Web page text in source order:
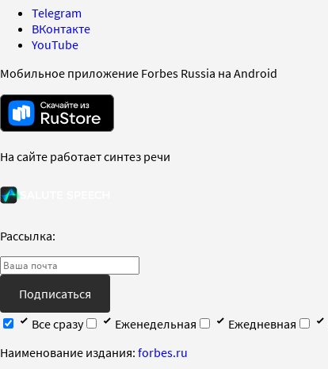
Telegram
ВКонтакте
YouTube
Мобильное приложение Forbes Russia на Android
На сайте работает синтез речи
Рассылка:
Подписаться
Все сразу
Еженедельная Ежедневная
Наименование издания: forbes.ru